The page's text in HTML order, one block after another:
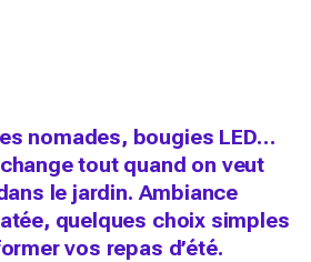
nomades, bougies LED…
tout quand on veut
le jardin. Ambiance
quelques choix simples
vos repas d’été.